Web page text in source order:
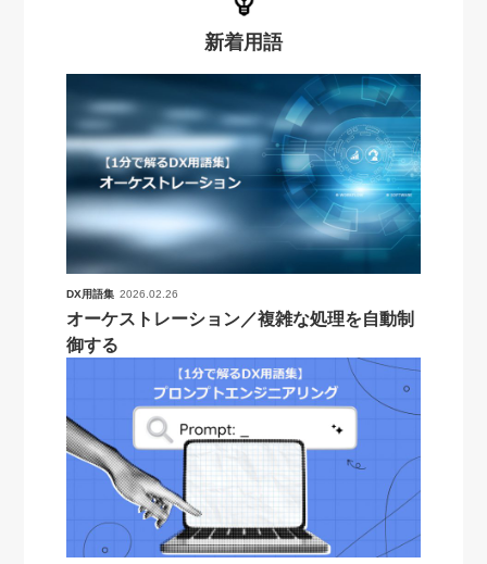
新着用語
DX用語集 2026.02.26
オーケストレーション／複雑な処理を自動制
御する